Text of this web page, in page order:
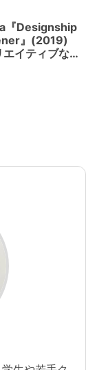
『Designship
』(2019)
イティブな